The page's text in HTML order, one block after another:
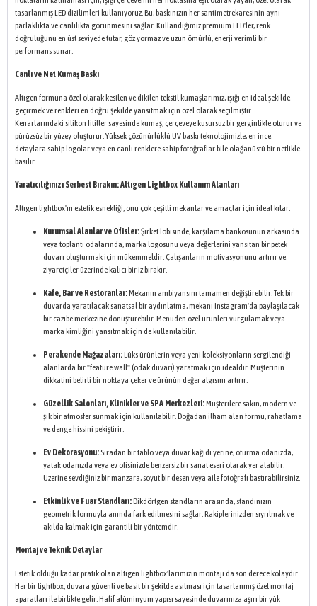
tasarlanmış LED dizilimleri kullanıyoruz. Bu, baskınızın her santimetrekaresinin aynı
parlaklıkta ve canlılıkta görünmesini sağlar. Kullandığımız premium LED'ler, renk
doğruluğunu en üst seviyede tutar, göz yormaz ve uzun ömürlü, enerji verimli bir
performans sunar.
Canlı ve Net Kumaş Baskı
Altıgen formuna özel olarak kesilen ve dikilen tekstil kumaşlarımız, ışığı en ideal şekilde
geçirmek ve renkleri en doğru şekilde yansıtmak için özel olarak seçilmiştir.
Kenarlarındaki silikon fitiller sayesinde kumaş, çerçeveye kusursuz bir gerginlikle oturur ve
pürüzsüz bir yüzey oluşturur. Yüksek çözünürlüklü UV baskı teknolojimizle, en ince
detaylara sahip logolar veya en canlı renklere sahip fotoğraflar bile olağanüstü bir netlikle
basılır.
Yaratıcılığınızı Serbest Bırakın: Altıgen Lightbox Kullanım Alanları
Altıgen lightbox'ın estetik esnekliği, onu çok çeşitli mekanlar ve amaçlar için ideal kılar.
Kurumsal Alanlar ve Ofisler:Şirket lobisinde, karşılama bankosunun arkasında
veya toplantı odalarında, marka logosunu veya değerlerini yansıtan bir petek
duvarı oluşturmak için mükemmeldir. Çalışanların motivasyonunu artırır ve
ziyaretçiler üzerinde kalıcı bir iz bırakır.
Kafe, Bar ve Restoranlar:Mekanın ambiyansını tamamen değiştirebilir. Tek bir
duvarda yaratılacak sanatsal bir aydınlatma, mekanı Instagram'da paylaşılacak
bir cazibe merkezine dönüştürebilir. Menüden özel ürünleri vurgulamak veya
marka kimliğini yansıtmak için de kullanılabilir.
Perakende Mağazaları:Lüks ürünlerin veya yeni koleksiyonların sergilendiği
alanlarda bir "feature wall" (odak duvarı) yaratmak için idealdir. Müşterinin
dikkatini belirli bir noktaya çeker ve ürünün değer algısını artırır.
Güzellik Salonları, Klinikler ve SPA Merkezleri:Müşterilere sakin, modern ve
şık bir atmosfer sunmak için kullanılabilir. Doğadan ilham alan formu, rahatlama
ve denge hissini pekiştirir.
Ev Dekorasyonu:Sıradan bir tablo veya duvar kağıdı yerine, oturma odanızda,
yatak odanızda veya ev ofisinizde benzersiz bir sanat eseri olarak yer alabilir.
Üzerine sevdiğiniz bir manzara, soyut bir desen veya aile fotoğrafı bastırabilirsiniz.
Etkinlik ve Fuar Standları:Dikdörtgen standların arasında, standınızın
geometrik formuyla anında fark edilmesini sağlar. Rakiplerinizden sıyrılmak ve
akılda kalmak için garantili bir yöntemdir.
Montaj ve Teknik Detaylar
Estetik olduğu kadar pratik olan altıgen lightbox'larımızın montajı da son derece kolaydır.
Her bir lightbox, duvara güvenli ve basit bir şekilde asılması için tasarlanmış özel montaj
aparatları ile birlikte gelir. Hafif alüminyum yapısı sayesinde duvarınıza aşırı bir yük